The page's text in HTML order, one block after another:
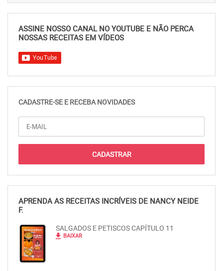
ASSINE NOSSO CANAL NO YOUTUBE E NÃO PERCA
NOSSAS RECEITAS EM VÍDEOS
CADASTRE-SE E RECEBA NOVIDADES
APRENDA AS RECEITAS INCRÍVEIS DE NANCY NEIDE
F.
SALGADOS E PETISCOS CAPÍTULO 11
file_download BAIXAR